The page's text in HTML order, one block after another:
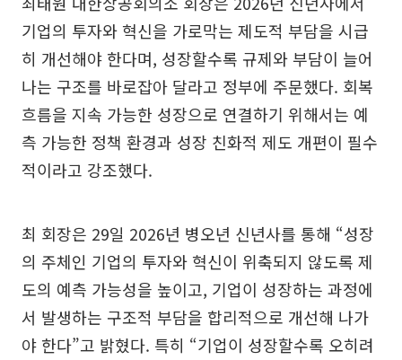
기업의 투자와 혁신을 가로막는 제도적 부담을 시급
히 개선해야 한다며, 성장할수록 규제와 부담이 늘어
나는 구조를 바로잡아 달라고 정부에 주문했다. 회복
흐름을 지속 가능한 성장으로 연결하기 위해서는 예
측 가능한 정책 환경과 성장 친화적 제도 개편이 필수
적이라고 강조했다.
최 회장은 29일 2026년 병오년 신년사를 통해 “성장
의 주체인 기업의 투자와 혁신이 위축되지 않도록 제
도의 예측 가능성을 높이고, 기업이 성장하는 과정에
서 발생하는 구조적 부담을 합리적으로 개선해 나가
야 한다”고 밝혔다. 특히 “기업이 성장할수록 오히려